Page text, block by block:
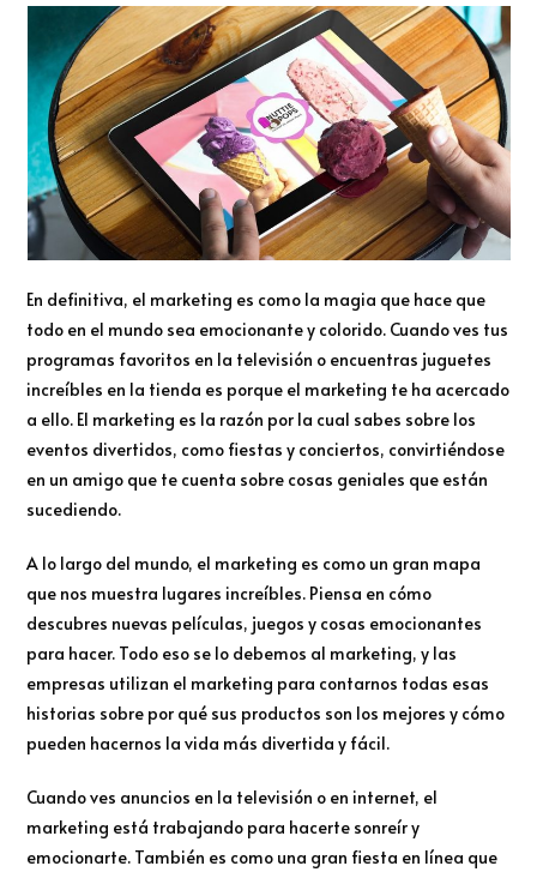
En definitiva, el marketing es como la magia que hace que
todo en el mundo sea emocionante y colorido. Cuando ves tus
programas favoritos en la televisión o encuentras juguetes
increíbles en la tienda es porque el marketing te ha acercado
a ello. El marketing es la razón por la cual sabes sobre los
eventos divertidos, como fiestas y conciertos, convirtiéndose
en un amigo que te cuenta sobre cosas geniales que están
sucediendo.
A lo largo del mundo, el marketing es como un gran mapa
que nos muestra lugares increíbles. Piensa en cómo
descubres nuevas películas, juegos y cosas emocionantes
para hacer. Todo eso se lo debemos al marketing, y las
empresas utilizan el marketing para contarnos todas esas
historias sobre por qué sus productos son los mejores y cómo
pueden hacernos la vida más divertida y fácil.
Cuando ves anuncios en la televisión o en internet, el
marketing está trabajando para hacerte sonreír y
emocionarte. También es como una gran fiesta en línea que